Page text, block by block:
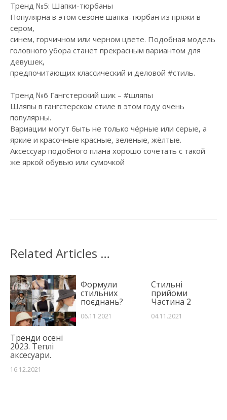
Тренд №5: Шапки-тюрбаны
Популярна в этом сезоне шапка-тюрбан из пряжи в
сером,
синем, горчичном или черном цвете. Подобная модель
головного убора станет прекрасным вариантом для
девушек,
предпочитающих классический и деловой #стиль.
Тренд №6 Гангстерский шик – #шляпы
Шляпы в гангстерском стиле в этом году очень
популярны.
Вариации могут быть не только чёрные или серые, а
яркие и красочные красные, зеленые, жёлтые.
Аксессуар подобного плана хорошо сочетать с такой
же яркой обувью или сумочкой
Related Articles …
Тренди осені
2023. Теплі
аксесуари.
16.12.2021
Формули
стильних
поєднань?
06.11.2021
Стильні
прийоми
Частина 2
04.11.2021